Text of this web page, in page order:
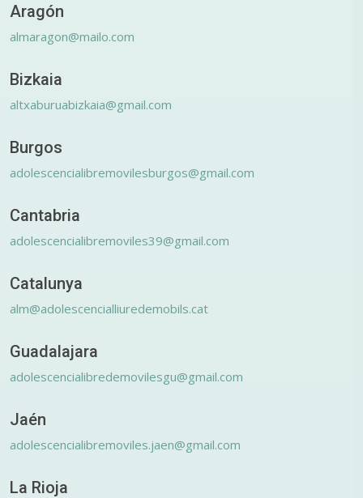
Aragón
almaragon@mailo.com
Bizkaia
altxaburuabizkaia@gmail.com
Burgos
adolescencialibremovilesburgos@gmail.com
Cantabria
adolescencialibremoviles39@gmail.com
Catalunya
alm@adolescencialliuredemobils.cat
Guadalajara
adolescencialibredemovilesgu@gmail.com
Jaén
adolescencialibremoviles.jaen@gmail.com
La Rioja